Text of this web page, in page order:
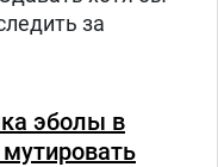
за
эболы в